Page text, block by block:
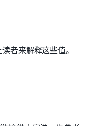
者来解释这些值。